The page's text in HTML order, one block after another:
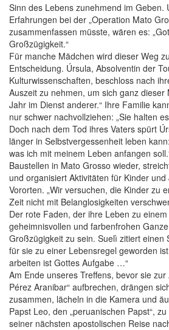
Sinn des Lebens zunehmend im Geben.
Erfahrungen bei der „Operation Mato
zusammenfassen müsste, wären es:
Großzügigkeit.“
Für manche Mädchen wird dieser Weg
Entscheidung. Úrsula, Absolventin der
Kulturwissenschaften, beschloss nach
Auszeit zu nehmen, um sich ganz dieser
Jahr im Dienst anderer.“ Ihre Familie
nur schwer nachvollziehen: „Sie halten
Doch nach dem Tod ihres Vaters spürt
länger in Selbstvergessenheit leben
was ich mit meinem Leben anfangen
Baustellen in Mato Grosso wieder,
und organisiert Aktivitäten für Kinder
Vororten. „Wir versuchen, die Kinder zu
Zeit nicht mit Belanglosigkeiten
Der rote Faden, der ihre Leben zu
geheimnisvollen und farbenfrohen
Großzügigkeit zu sein. Suelì zitiert einen
für sie zu einer Lebensregel geworden
arbeiten ist Gottes Aufgabe …“
Am Ende unseres Treffens, bevor sie zur
Pérez Aranibar“ aufbrechen, drängen
zusammen, lächeln in die Kamera und
Papst Leo, den „peruanischen Papst“,
seiner nächsten apostolischen Reise